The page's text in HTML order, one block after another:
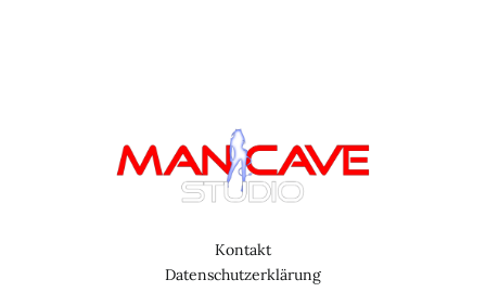
Kontakt
Datenschutzerklärung